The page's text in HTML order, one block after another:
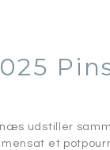
udstiller
et